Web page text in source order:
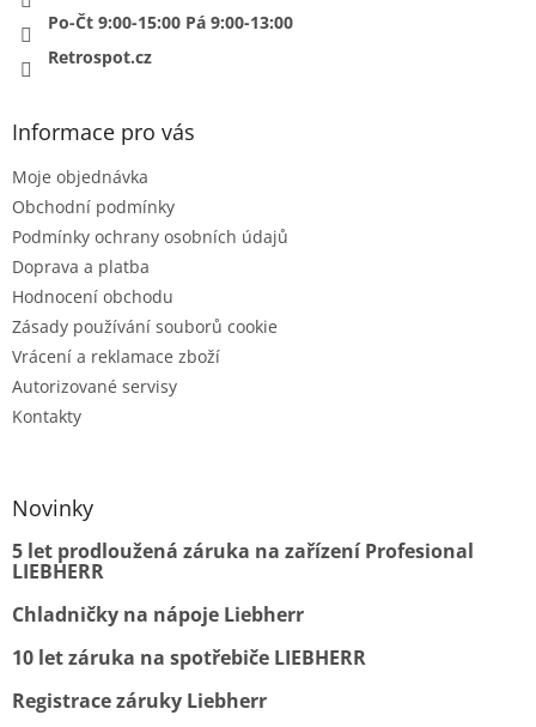
Po-Čt 9:00-15:00 Pá 9:00-13:00
Retrospot.cz
Informace pro vás
Moje objednávka
Obchodní podmínky
Podmínky ochrany osobních údajů
Doprava a platba
Hodnocení obchodu
Zásady používání souborů cookie
Vrácení a reklamace zboží
Autorizované servisy
Kontakty
Novinky
5 let prodloužená záruka na zařízení Profesional
LIEBHERR
Chladničky na nápoje Liebherr
10 let záruka na spotřebiče LIEBHERR
Registrace záruky Liebherr